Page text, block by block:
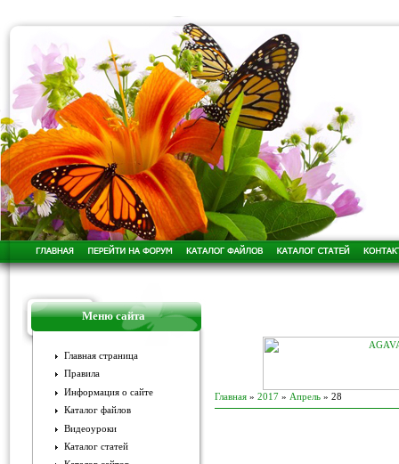
Меню сайта
Главная страница
Правила
Информация о сайте
Каталог файлов
Видеоуроки
Каталог статей
Главная » 2017 » Апрель » 28